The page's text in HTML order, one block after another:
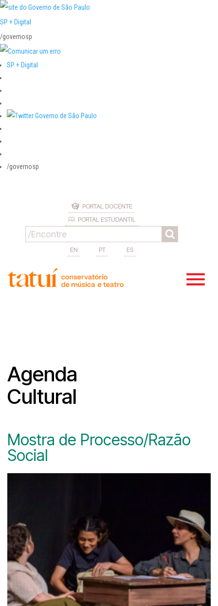
SP + Digital
/governosp
SP + Digital
/governosp
PORTAL DOCENTE
PORTAL ESTUDANTIL
EN PT ES
Agenda
Cultural
Mostra de Processo/Razão
Social